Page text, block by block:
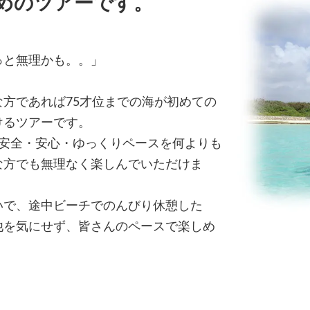
無理かも。。」
であれば75才位までの海が初めての
ツアーです。
全・安心・ゆっくりペースを何よりも
でも無理なく楽しんでいただけま
、途中ビーチでのんびり休憩した
気にせず、皆さんのペースで楽しめ